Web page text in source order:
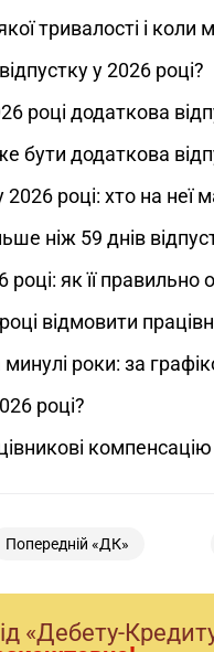
тривалості і
у 2026 році?
році додаткова
бути додаткова
2026 році: хто на
ніж 59 днів
році: як її
відмовити
минулі роки: за
році?
Попередній «ДК»
«Дебету-